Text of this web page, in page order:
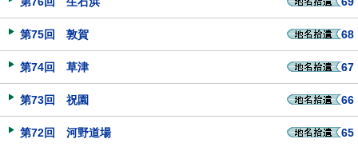
第75回 敦賀 68
第74回 草津 67
第73回 祝園 66
第72回 河野道場 65